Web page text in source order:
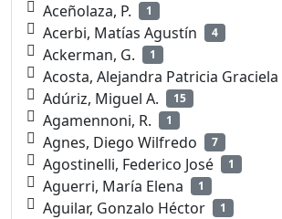
Aceñolaza, P. 1
Acerbi, Matías Agustín 4
Ackerman, G. 1
Acosta, Alejandra Patricia Graciela
Adúriz, Miguel A. 15
Agamennoni, R. 1
Agnes, Diego Wilfredo 7
Agostinelli, Federico José 1
Aguerri, María Elena 1
Aguilar, Gonzalo Héctor 1